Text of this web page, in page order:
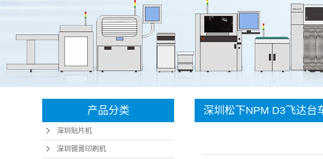
联系我们
服务支持
仪
深圳回流焊
深圳AXI检测机
深圳SMT周边设
件
深圳智能制造
深圳半导体设备
MINI LED
保护元件贴装
微小元件贴装
产品分类
深圳贴片机
深圳锡膏印刷机
深圳松下NPM D3飞达台